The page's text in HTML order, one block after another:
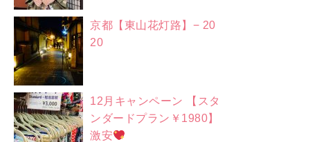
京都【東山花灯路】− 20
20
12月キャンペーン 【スタ
ンダードプラン￥1980】
激安